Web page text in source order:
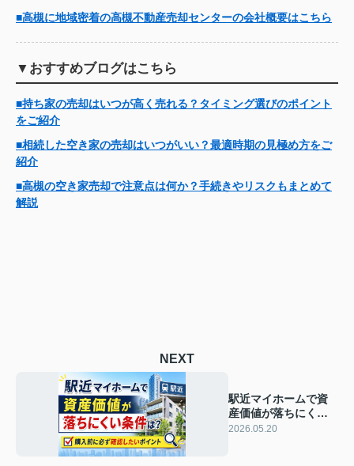
■高槻に地域密着の高槻不動産売却センターの会社概要はこちら
▼おすすめブログはこちら
■持ち家の売却はいつが高く売れる？タイミング選びのポイント
をご紹介
■相続した空き家の売却はいつがいい？最適時期の見極め方をご
紹介
■高槻の空き家売却で注意点は何か？手続きやリスクもまとめて
解説
NEXT
駅近マイホームで資
産価値が落ちにくい
条件は？購入前に必
2026.05.20